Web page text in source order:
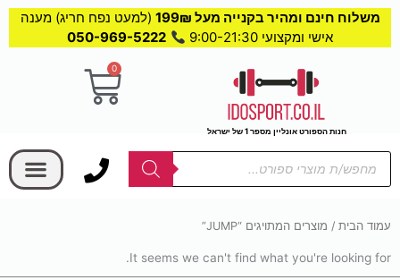
משלוח חינם ומהיר בקנייה מעל 199₪
(למעט נפח חריג) מענה
אישי ומקצועי 9:00-21:30
050-969-5222
חנות הספורט אונליין מספר 1 של ישראל
0
עגלת
Products
search
עמוד הבית / מוצרים המתויגים “JUMP”
It seems we can't find what you're looking for.